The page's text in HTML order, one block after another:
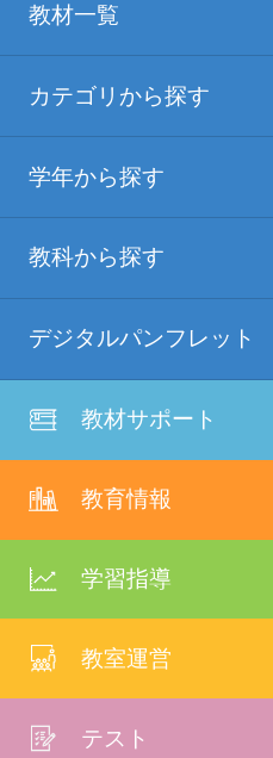
教材一覧
カテゴリから探す
学年から探す
教科から探す
デジタルパンフレット
教材サポート
教育情報
学習指導
教室運営
テスト